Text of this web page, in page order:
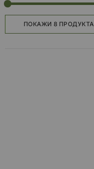
ПОКАЖИ 8 ПРОДУКТА